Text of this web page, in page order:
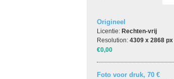
Origineel
Licentie: Rechten-vrij
Resolution: 4309 x 2868 px
€0,00
Foto voor druk, 70 €